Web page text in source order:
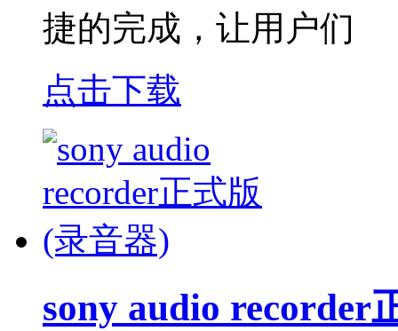
捷的完成，让用户们
点击下载
sony audio recorder